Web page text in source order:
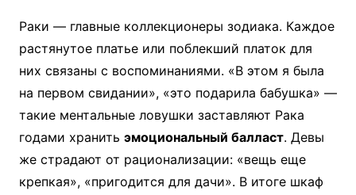
Раки — главные коллекционеры зодиака. Каждое
растянутое платье или поблекший платок для
них связаны с воспоминаниями. «В этом я была
на первом свидании», «это подарила бабушка» —
такие ментальные ловушки заставляют Рака
годами хранить эмоциональный балласт. Девы
же страдают от рационализации: «вещь еще
крепкая», «пригодится для дачи». В итоге шкаф